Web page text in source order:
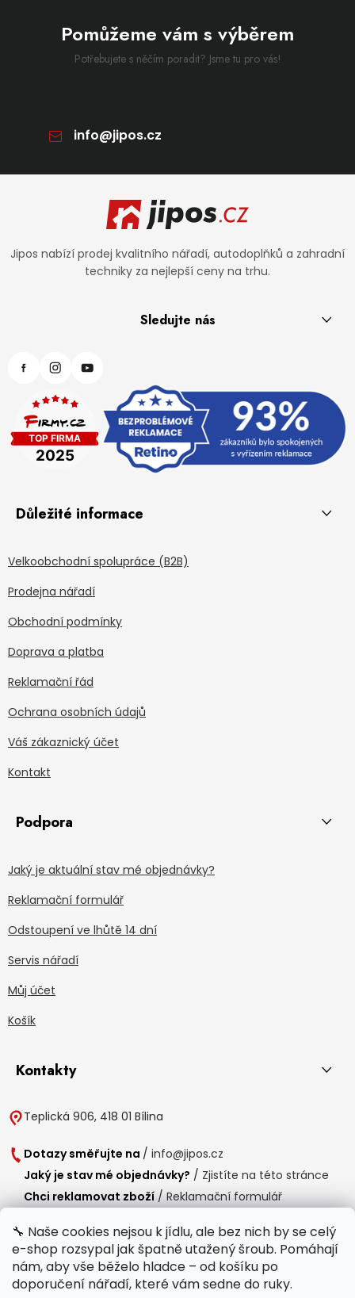
🔧 Naše cookies nejsou k jídlu, ale bez nich by se celý
e-shop rozsypal jak špatně utažený šroub. Pomáhají
nám, aby vše běželo hladce – od košíku po
doporučení nářadí, které vám sedne do ruky.
Pomůžeme vám s výběrem
Potřebujete s něčím poradit? Jsme tu pro vás!
info@jipos.cz
Jipos nabízí prodej kvalitního nářadí, autodoplňků a zahradní
techniky za nejlepší ceny na trhu.
Sledujte nás
Důležité informace
Velkoobchodní spolupráce (B2B)
Prodejna nářadí
Obchodní podmínky
Doprava a platba
Reklamační řád
Ochrana osobních údajů
Váš zákaznický účet
Kontakt
Podpora
Jaký je aktuální stav mé objednávky?
Reklamační formulář
Odstoupení ve lhůtě 14 dní
Servis nářadí
Můj účet
Košík
Kontakty
Teplická 906, 418 01 Bílina
Dotazy směřujte na / info@jipos.cz
Jaký je stav mé objednávky? / Zjistíte na této stránce
Chci reklamovat zboží / Reklamační formulář
Provozní doba
Po-Čt /
8:00 - 15:00